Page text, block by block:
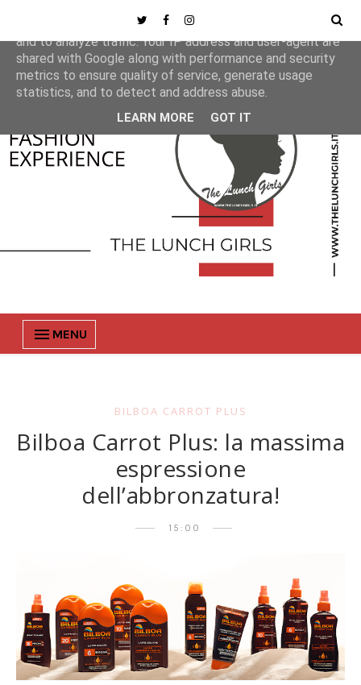
MENU
BILBOA CARROT PLUS
Bilboa Carrot Plus: la massima
espressione
dell’abbronzatura!
15:00
This site uses cookies from Google to deliver its services
and to analyze traffic. Your IP address and user-agent are
shared with Google along with performance and security
metrics to ensure quality of service, generate usage
statistics, and to detect and address abuse.
LEARN MORE GOT IT